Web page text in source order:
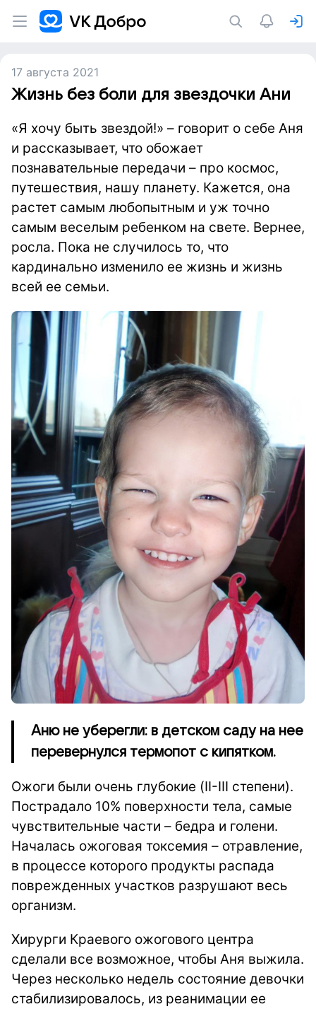
17 августа 2021
Жизнь без боли для звездочки Ани
«Я хочу быть звездой!» – говорит о себе Аня
и рассказывает, что обожает
познавательные передачи – про космос,
путешествия, нашу планету. Кажется, она
растет самым любопытным и уж точно
самым веселым ребенком на свете. Вернее,
росла. Пока не случилось то, что
кардинально изменило ее жизнь и жизнь
всей ее семьи.
Аню не уберегли: в детском саду на нее
перевернулся термопот с кипятком.
Ожоги были очень глубокие (II-III степени).
Пострадало 10% поверхности тела, самые
чувствительные части – бедра и голени.
Началась ожоговая токсемия – отравление,
в процессе которого продукты распада
поврежденных участков разрушают весь
организм.
Хирурги Краевого ожогового центра
сделали все возможное, чтобы Аня выжила.
Через несколько недель состояние девочки
стабилизировалось, из реанимации ее